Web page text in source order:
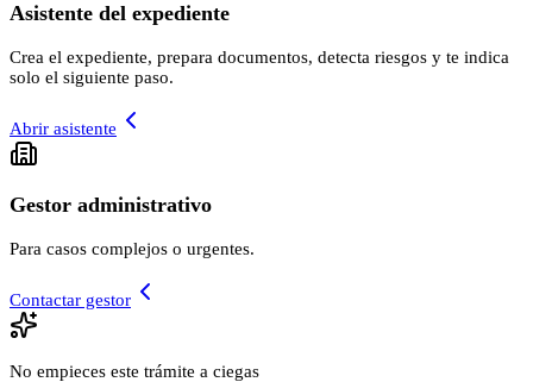
Asistente del expediente
Crea el expediente, prepara documentos, detecta riesgos y te indica
solo el siguiente paso.
Abrir asistente
Gestor administrativo
Para casos complejos o urgentes.
Contactar gestor
No empieces este trámite a ciegas